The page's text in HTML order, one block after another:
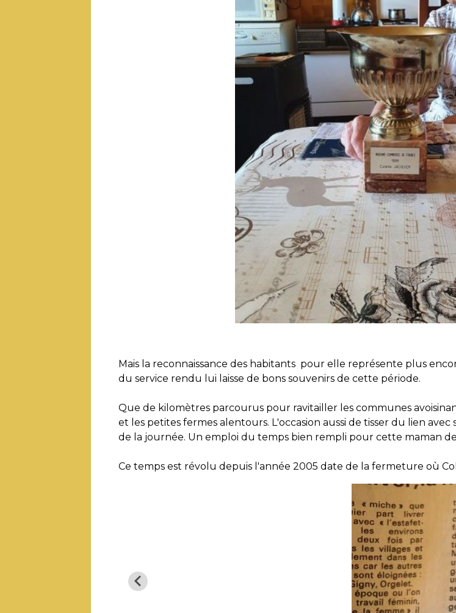
Mais la reconnaissance des habitants pour elle représente plus
du service rendu lui laisse de bons souvenirs de cette période.
Que de kilomètres parcourus pour ravitailler les communes
et les petites fermes alentours. L'occasion aussi de tisser du lien
de la journée. Un emploi du temps bien rempli pour cette maman
Ce temps est révolu depuis l'année 2005 date de la fermeture où